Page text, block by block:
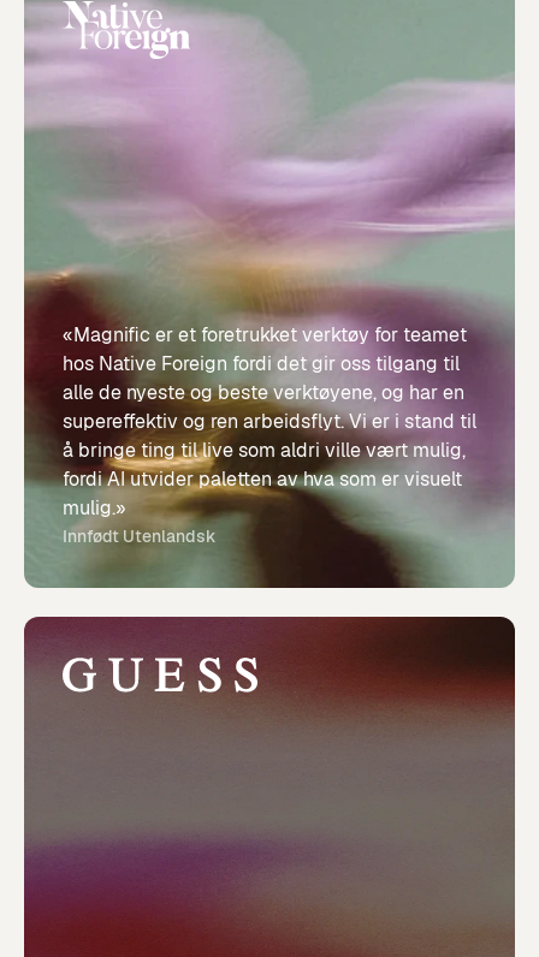
«Magnific er et foretrukket verktøy for teamet
hos Native Foreign fordi det gir oss tilgang til
alle de nyeste og beste verktøyene, og har en
supereffektiv og ren arbeidsflyt. Vi er i stand til
å bringe ting til live som aldri ville vært mulig,
fordi AI utvider paletten av hva som er visuelt
mulig.»
Innfødt Utenlandsk